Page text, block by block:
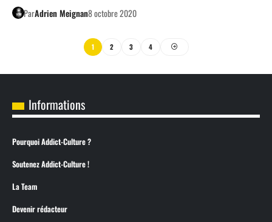
ParAdrien Meignan8 octobre 2020
1 2 3 4
Informations
Pourquoi Addict-Culture ?
Soutenez Addict-Culture !
La Team
Devenir rédacteur